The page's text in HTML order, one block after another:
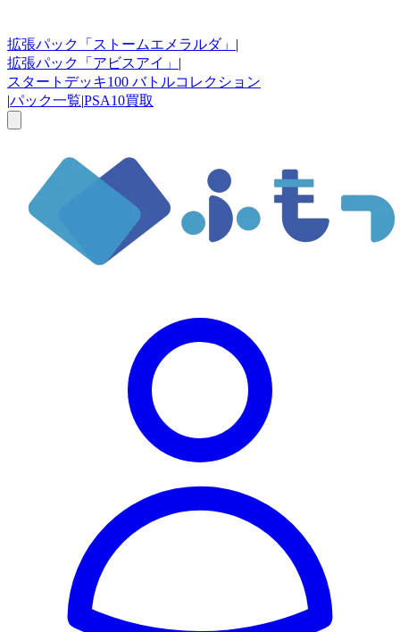
拡張パック 「ストームエメラルダ」 |
拡張パック
「アビスアイ」 |
スタートデッキ100 バトルコレクション
|パック一覧|PSA10買取